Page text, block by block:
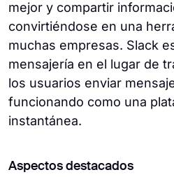
mejor y compartir
convirtiéndose en una
muchas empresas. Slack
mensajería en el lugar de
los usuarios enviar
funcionando como una
instantánea.
Aspectos destacados